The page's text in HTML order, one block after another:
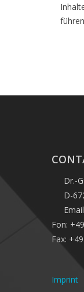
Dr.-
D-
Fon:
Fax:
Imprint